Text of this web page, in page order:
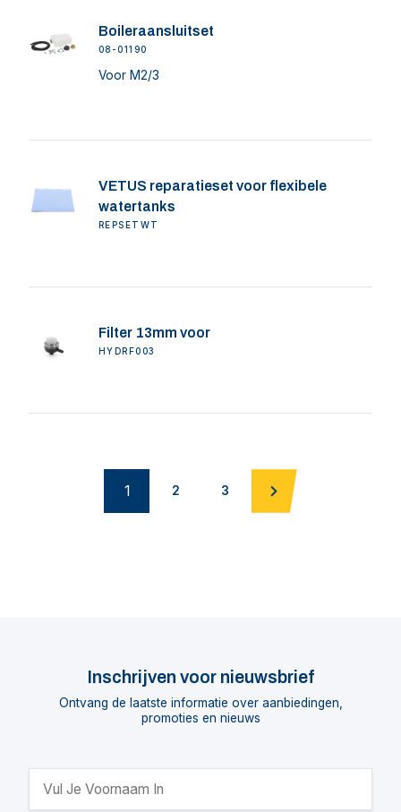
Boileraansluitset
08-01190
Voor M2/3
VETUS reparatieset voor flexibele
watertanks
REPSETWT
Filter 13mm voor
HYDRF003
1 2 3
Inschrijven voor nieuwsbrief
Ontvang de laatste informatie over aanbiedingen,
promoties en nieuws